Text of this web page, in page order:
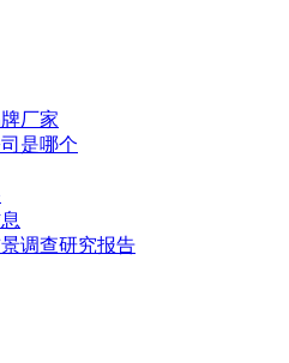
厂家
是哪个
调查研究报告